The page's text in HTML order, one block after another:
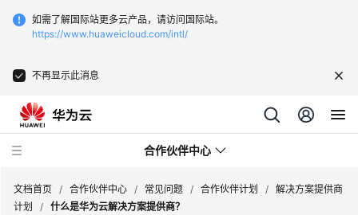
如需了解国际站更多云产品，请访问国际站。
https://www.huaweicloud.com/intl/
不再显示此消息
合作伙伴中心
文档首页 / 合作伙伴中心 / 常见问题 / 合作伙伴计划 / 解决方案提供商
计划
/ 什么是华为云解决方案提供商？